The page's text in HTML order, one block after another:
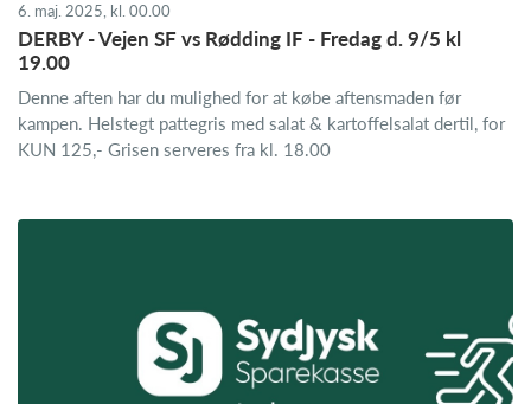
6. maj. 2025, kl. 00.00
DERBY - Vejen SF vs Rødding IF - Fredag d. 9/5 kl
19.00
Denne aften har du mulighed for at købe aftensmaden før
kampen. Helstegt pattegris med salat & kartoffelsalat dertil, for
KUN 125,- Grisen serveres fra kl. 18.00